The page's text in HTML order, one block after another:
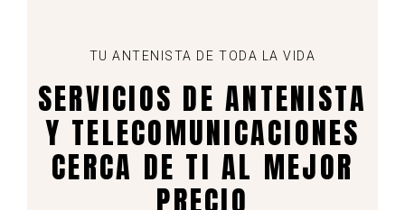
TU ANTENISTA DE TODA LA VIDA
SERVICIOS DE ANTENISTA
Y TELECOMUNICACIONES
CERCA DE TI AL MEJOR
PRECIO